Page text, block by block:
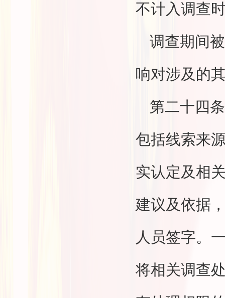
不计入调查
调查期间
响对涉及的
第二十四条
包括线索来
实认定及相
建议及依据
人员签字。
将相关调查